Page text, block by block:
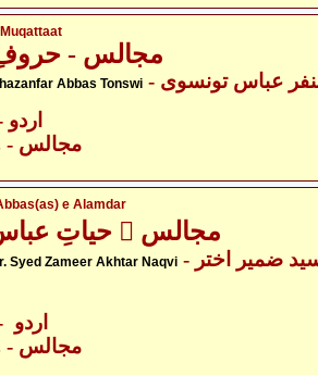
مجالس -
Abbas Tonswi عباس تونسوی
- اردو
- مجالس
e Alamdar
مجالس ۔ حیاتِ
Syed Zameer Akhtar Naqvi - علامہ ڈاکٹر سید ضمیر اختر
- مجالس